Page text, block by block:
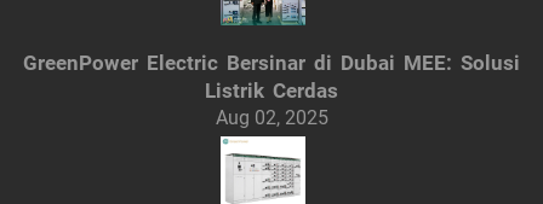
GreenPower Electric Bersinar di Dubai MEE: Solusi
Listrik Cerdas
Aug 02, 2025